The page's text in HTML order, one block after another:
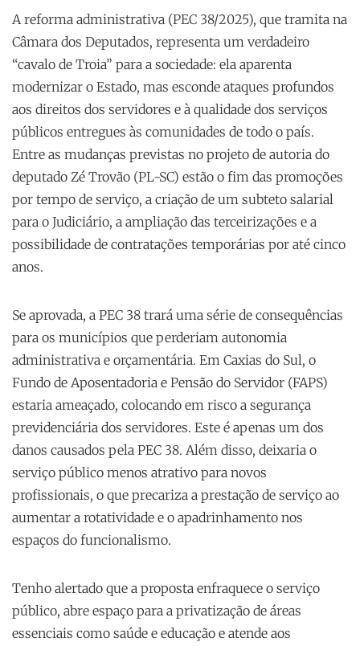
A reforma administrativa (PEC 38/2025), que tramita na
Câmara dos Deputados, representa um verdadeiro
“cavalo de Troia” para a sociedade: ela aparenta
modernizar o Estado, mas esconde ataques profundos
aos direitos dos servidores e à qualidade dos serviços
públicos entregues às comunidades de todo o país.
Entre as mudanças previstas no projeto de autoria do
deputado Zé Trovão (PL-SC) estão o fim das promoções
por tempo de serviço, a criação de um subteto salarial
para o Judiciário, a ampliação das terceirizações e a
possibilidade de contratações temporárias por até cinco
anos.
Se aprovada, a PEC 38 trará uma série de consequências
para os municípios que perderiam autonomia
administrativa e orçamentária. Em Caxias do Sul, o
Fundo de Aposentadoria e Pensão do Servidor (FAPS)
estaria ameaçado, colocando em risco a segurança
previdenciária dos servidores. Este é apenas um dos
danos causados pela PEC 38. Além disso, deixaria o
serviço público menos atrativo para novos
profissionais, o que precariza a prestação de serviço ao
aumentar a rotatividade e o apadrinhamento nos
espaços do funcionalismo.
Tenho alertado que a proposta enfraquece o serviço
público, abre espaço para a privatização de áreas
essenciais como saúde e educação e atende aos